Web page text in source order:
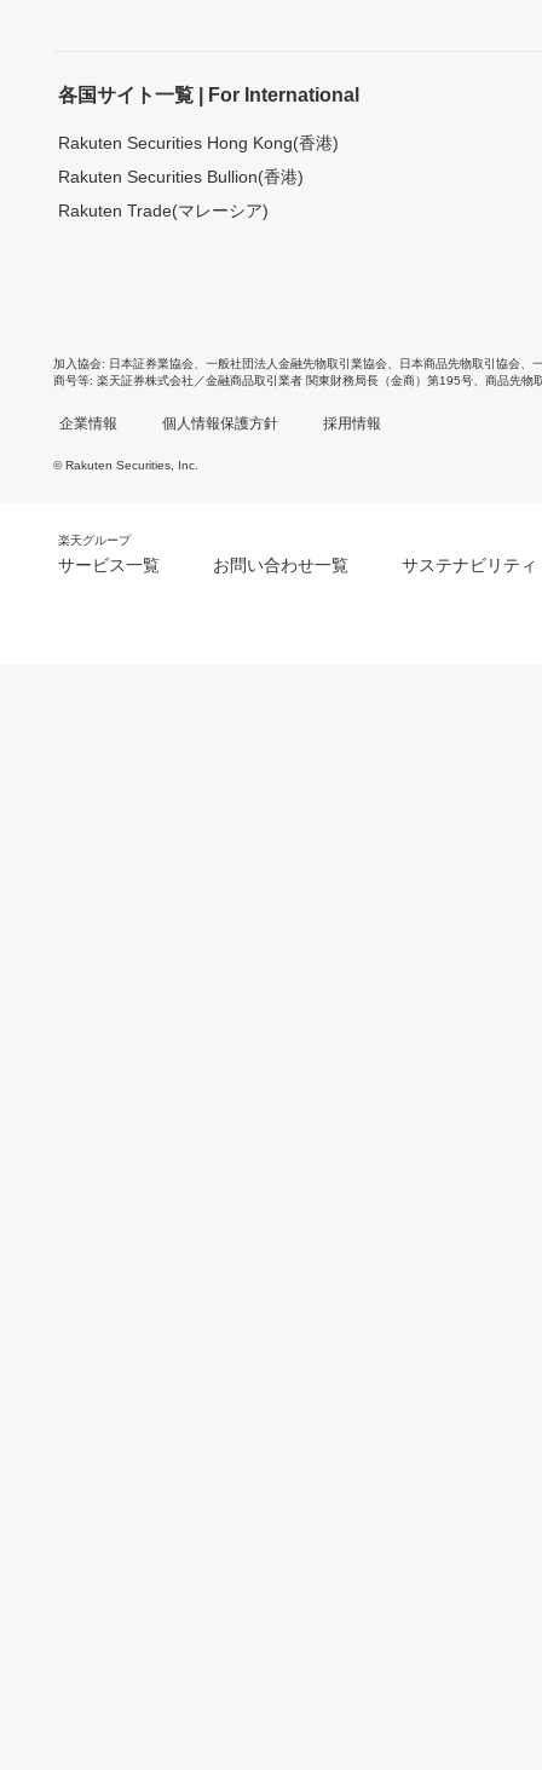
各国サイト一覧 | For International
Rakuten Securities Hong Kong(香港)
Rakuten Securities Bullion(香港)
Rakuten Trade(マレーシア)
加入協会 日本証券業協会 一般社団法人金融先物取引業協会 日本商品先物取引協会
商号等 楽天証券株式会社／金融商品取引業者 関東財務局長（金商）第195号、商品先物
企業情報 個人情報保護方針 採用情報
© Rakuten Securities, Inc.
楽天グループ
サービス一覧 お問い合わせ一覧 サステナビリティ